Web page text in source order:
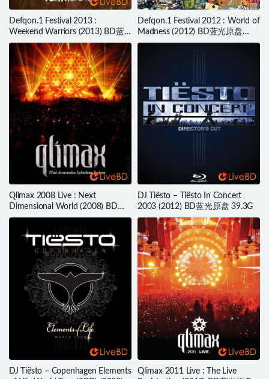
Defqon.1 Festival 2013 :
Weekend Warriors (2013) BD蓝
光原盘 41.2G
Defqon.1 Festival 2012 : World of
Madness (2012) BD蓝光原盘
22.1G
Qlimax 2008 Live : Next
Dimensional World (2008) BD蓝
光原盘 22.1G
DJ Tiësto – Tiësto In Concert
2003 (2012) BD蓝光原盘 39.3G
DJ Tiësto – Copenhagen Elements
Qlimax 2011 Live : The Live